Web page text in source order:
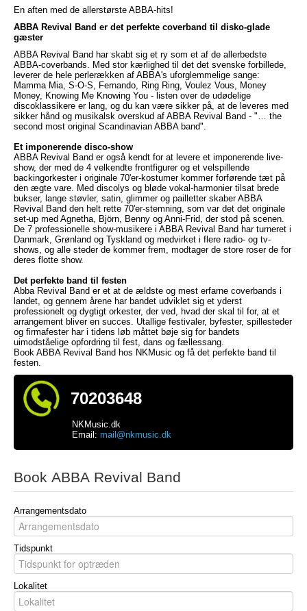
En aften med de allerstørste ABBA-hits!
ABBA Revival Band er det perfekte coverband til disko-glade
gæster
ABBA Revival Band har skabt sig et ry som et af de allerbedste
ABBA-coverbands. Med stor kærlighed til det det svenske forbillede,
leverer de hele perlerækken af ABBA's uforglemmelige sange:
Mamma Mia, S-O-S, Fernando, Ring Ring, Voulez Vous, Money
Money, Knowing Me Knowing You - listen over de udødelige
discoklassikere er lang, og du kan være sikker på, at de leveres med
sikker hånd og musikalsk overskud af ABBA Revival Band - "… the
second most original Scandinavian ABBA band".
Et imponerende disco-show
ABBA Revival Band er også kendt for at levere et imponerende live-
show, der med de 4 velkendte frontfigurer og et velspillende
backingorkester i originale 70'er-kostumer kommer forførende tæt på
den ægte vare. Med discolys og bløde vokal-harmonier tilsat brede
bukser, lange støvler, satin, glimmer og pailletter skaber ABBA
Revival Band den helt rette 70'er-stemning, som var det det originale
set-up med Agnetha, Björn, Benny og Anni-Frid, der stod på scenen.
De 7 professionelle show-musikere i ABBA Revival Band har turneret i
Danmark, Grønland og Tyskland og medvirket i flere radio- og tv-
shows, og alle steder de kommer frem, modtager de store roser de for
deres flotte show.
Det perfekte band til festen
Abba Revival Band er et at de ældste og mest erfarne coverbands i
landet, og gennem årene har bandet udviklet sig et yderst
professionelt og dygtigt orkester, der ved, hvad der skal til for, at et
arrangement bliver en succes. Utallige festivaler, byfester, spillesteder
og firmafester har i tidens løb måttet bøje sig for bandets
uimodståelige opfordring til fest, dans og fællessang.
Book ABBA Revival Band hos NKMusic og få det perfekte band til
festen.
70203648
NKMusic.dk
Email: mail@nkmusic.dk
Book ABBA Revival Band
Arrangementsdato
Tidspunkt
Lokalitet